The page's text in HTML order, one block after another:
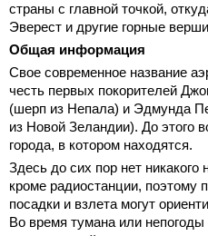
страны с главной точкой,
Эверест и другие горные
Общая информация
Свое современное название
честь первых покорителей
(шерп из Непала) и Эдмунда
из Новой Зеландии). До этого
города, в котором находятся.
Здесь до сих пор нет никакого
кроме радиостанции, поэтому
посадки и взлета могут
Во время тумана или